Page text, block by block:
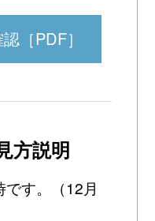
［PDF］
方説明
す。（12月